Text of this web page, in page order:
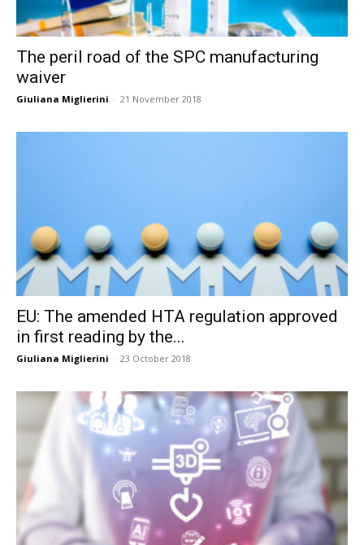
The peril road of the SPC manufacturing
waiver
Giuliana Miglierini - 21 November 2018
EU: The amended HTA regulation approved
in first reading by the...
Giuliana Miglierini - 23 October 2018